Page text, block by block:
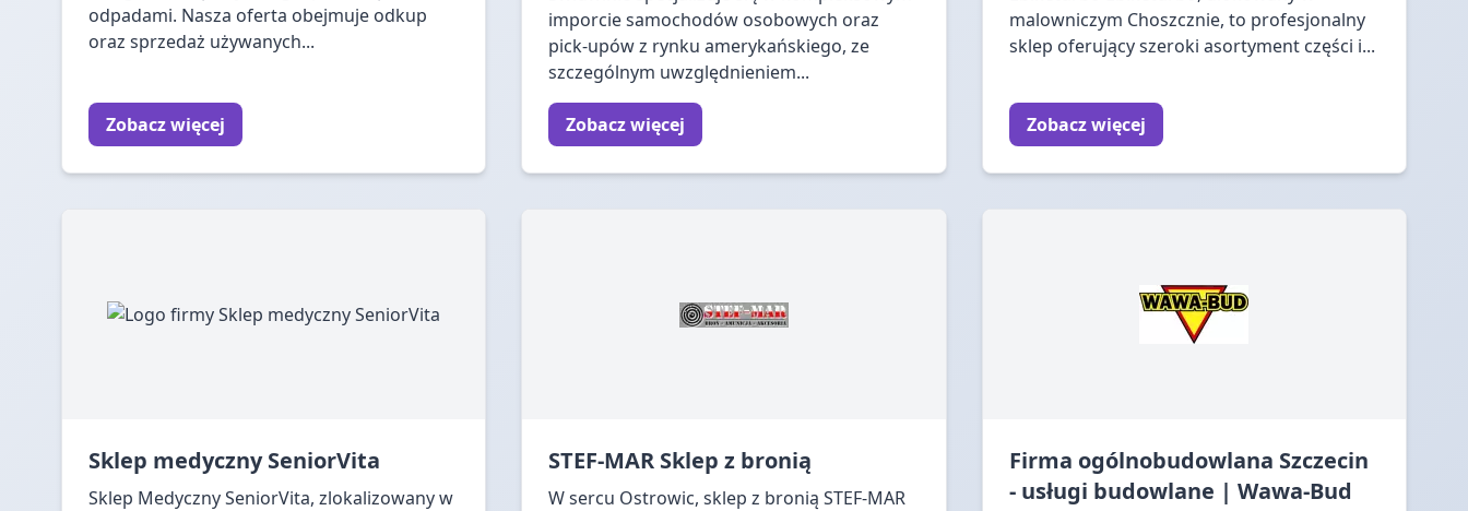
odpadami. Nasza oferta obejmuje odkup
oraz sprzedaż używanych...
Zobacz więcej
imporcie samochodów osobowych oraz
pick-upów z rynku amerykańskiego, ze
szczególnym uwzględnieniem...
Zobacz więcej
malowniczym Choszcznie, to profesjonalny
sklep oferujący szeroki asortyment części i...
Zobacz więcej
Sklep medyczny SeniorVita
Sklep Medyczny SeniorVita, zlokalizowany w
STEF-MAR Sklep z bronią
W sercu Ostrowic, sklep z bronią STEF-MAR
Firma ogólnobudowlana Szczecin
- usługi budowlane | Wawa-Bud